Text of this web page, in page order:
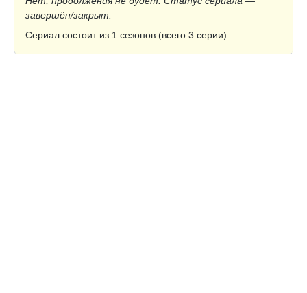
завершён/закрыт.
Сериал состоит из 1 сезонов (всего 3 серии).